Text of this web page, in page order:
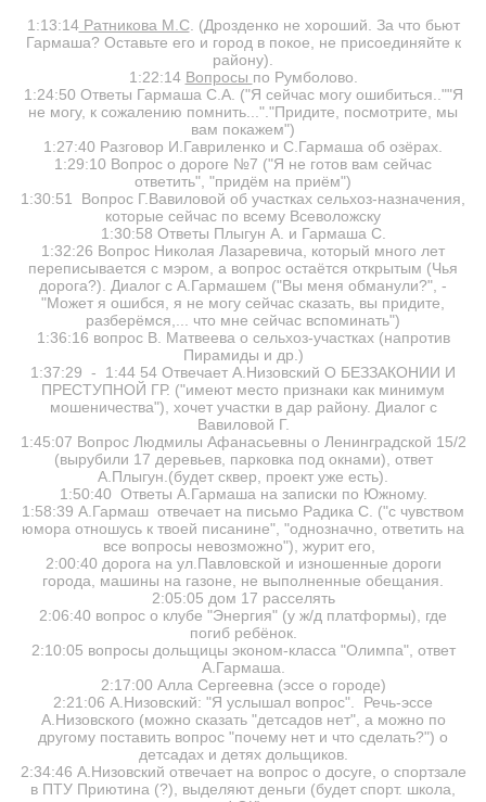
1:13:14Ратникова М.С. (Дрозденко не хороший. За что бьют
Гармаша? Оставьте его и город в покое, не присоединяйте к
району).
1:22:14 Вопросы по Румболово.
1:24:50 Ответы Гармаша С.А. ("Я сейчас могу ошибиться..""Я
не могу, к сожалению помнить..."."Придите, посмотрите, мы
вам покажем")
1:27:40 Разговор И.Гавриленко и С.Гармаша об озёрах.
1:29:10 Вопрос о дороге №7 ("Я не готов вам сейчас
ответить", "придём на приём")
1:30:51 Вопрос Г.Вавиловой об участках сельхоз-назначения,
которые сейчас по всему Всеволожску
1:30:58 Ответы Плыгун А. и Гармаша С.
1:32:26 Вопрос Николая Лазаревича, который много лет
переписывается с мэром, а вопрос остаётся открытым (Чья
дорога?). Диалог с А.Гармашем ("Вы меня обманули?", -
"Может я ошибся, я не могу сейчас сказать, вы придите,
разберёмся,... что мне сейчас вспоминать")
1:36:16 вопрос В. Матвеева о сельхоз-участках (напротив
Пирамиды и др.)
1:37:29 - 1:44 54 Отвечает А.Низовский О БЕЗЗАКОНИИ И
ПРЕСТУПНОЙ ГР. ("имеют место признаки как минимум
мошеничества"), хочет участки в дар району. Диалог с
Вавиловой Г.
1:45:07 Вопрос Людмилы Афанасьевны о Ленинградской 15/2
(вырубили 17 деревьев, парковка под окнами), ответ
А.Плыгун.(будет сквер, проект уже есть).
1:50:40 Ответы А.Гармаша на записки по Южному.
1:58:39 А.Гармаш отвечает на письмо Радика С. ("с чувством
юмора отношусь к твоей писанине", "однозначно, ответить на
все вопросы невозможно"), журит его,
2:00:40 дорога на ул.Павловской и изношенные дороги
города, машины на газоне, не выполненные обещания.
2:05:05 дом 17 расселять
2:06:40 вопрос о клубе "Энергия" (у ж/д платформы), где
погиб ребёнок.
2:10:05 вопросы дольщицы эконом-класса "Олимпа", ответ
А.Гармаша.
2:17:00 Алла Сергеевна (эссе о городе)
2:21:06 А.Низовский: "Я услышал вопрос". Речь-эссе
А.Низовского (можно сказать "детсадов нет", а можно по
другому поставить вопрос "почему нет и что сделать?") о
детсадах и детях дольщиков.
2:34:46 А.Низовский отвечает на вопрос о досуге, о спортзале
в ПТУ Приютина (?), выделяют деньги (будет спорт. школа,